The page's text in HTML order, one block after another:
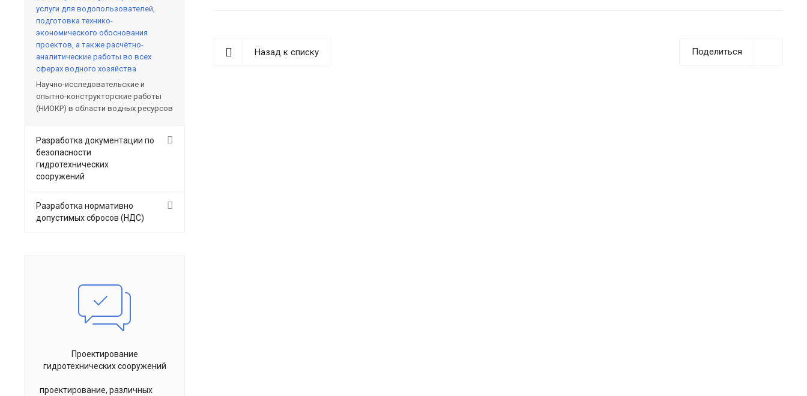
Поделиться
Назад к списку
услуги для водопользователей,
подготовка технико-
экономического обоснования
проектов, а также расчётно-
аналитические работы во всех
сферах водного хозяйства
Научно-исследовательские и
опытно-конструкторские работы
(НИОКР) в области водных ресурсов
Разработка документации по
безопасности
гидротехнических
сооружений
Разработка нормативно
допустимых сбросов (НДС)
Проектирование
гидротехнических сооружений
проектирование, различных